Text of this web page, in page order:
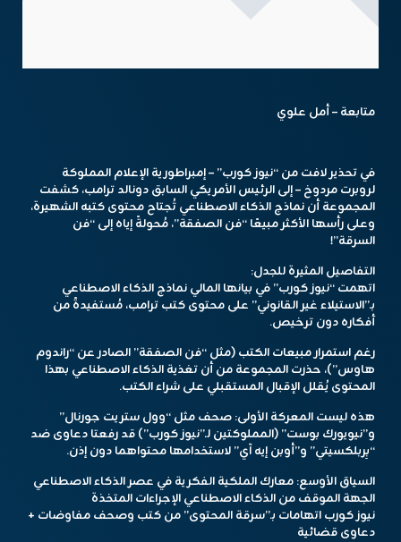
متابعة – أمل علوي
في تحذير لافت من “نيوز كورب” – إمبراطورية الإعلام المملوكة
لروبرت مردوخ – إلى الرئيس الأمريكي السابق دونالد ترامب، كشفت
المجموعة أن نماذج الذكاء الاصطناعي تُجتاح محتوى كتبه الشهيرة،
وعلى رأسها الأكثر مبيعًا “فن الصفقة”، مُحولةً إياه إلى “فن
السرقة”!
التفاصيل المثيرة للجدل:
اتهمت “نيوز كورب” في بيانها المالي نماذج الذكاء الاصطناعي
بـ”الاستيلاء غير القانوني” على محتوى كتب ترامب، مُستفيدةً من
أفكاره دون ترخيص.
رغم استمرار مبيعات الكتب (مثل “فن الصفقة” الصادر عن “راندوم
هاوس”)، حذرت المجموعة من أن تغذية الذكاء الاصطناعي بهذا
المحتوى يُقلل الإقبال المستقبلي على شراء الكتب.
هذه ليست المعركة الأولى: صحف مثل “وول ستريت جورنال”
و”نيويورك بوست” (المملوكتين لـ”نيوز كورب”) قد رفعتا دعاوى ضد
“بِربلكسيتي” و”أوبن إيه آي” لاستخدامها محتواهما دون إذن.
السياق الأوسع: معارك الملكية الفكرية في عصر الذكاء الاصطناعي
الجهة الموقف من الذكاء الاصطناعي الإجراءات المتخذة
نيوز كورب اتهامات بـ”سرقة المحتوى” من كتب وصحف مفاوضات +
دعاوى قضائية